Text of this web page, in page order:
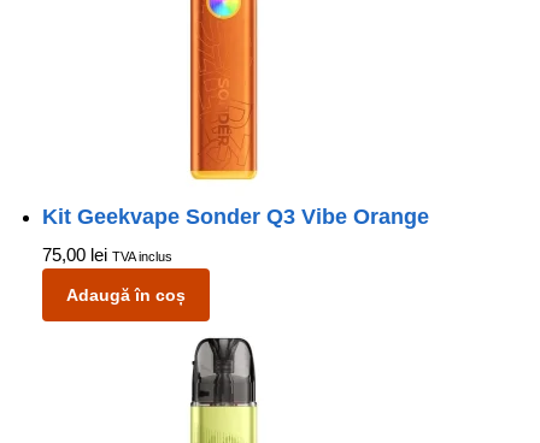
Kit Geekvape Sonder Q3 Vibe Orange
75,00 lei TVA inclus
Adaugă în coș